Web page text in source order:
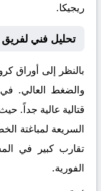
ريجيكا.
تحليل فني لفريق
بالنظر إلى أوراق
والضغط العالي.
قتالية عالية جداً.
السريعة لمباغتة
تقارب كبير في
الفورية.